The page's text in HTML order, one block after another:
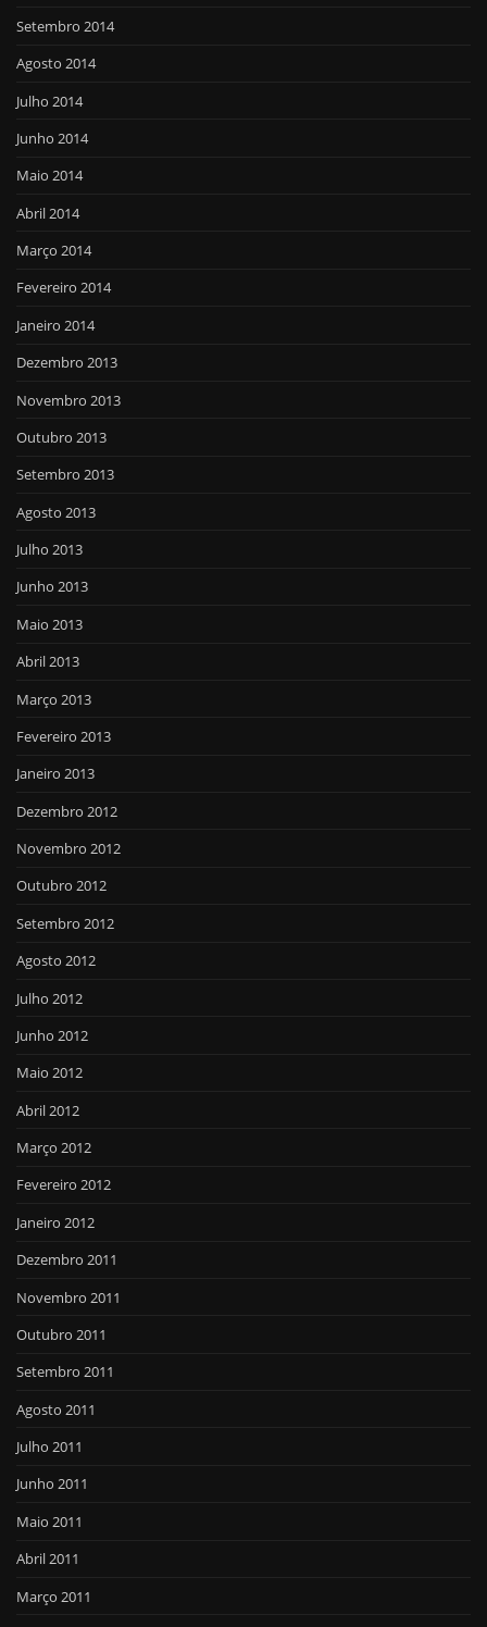
Setembro 2014
Agosto 2014
Julho 2014
Junho 2014
Maio 2014
Abril 2014
Março 2014
Fevereiro 2014
Janeiro 2014
Dezembro 2013
Novembro 2013
Outubro 2013
Setembro 2013
Agosto 2013
Julho 2013
Junho 2013
Maio 2013
Abril 2013
Março 2013
Fevereiro 2013
Janeiro 2013
Dezembro 2012
Novembro 2012
Outubro 2012
Setembro 2012
Agosto 2012
Julho 2012
Junho 2012
Maio 2012
Abril 2012
Março 2012
Fevereiro 2012
Janeiro 2012
Dezembro 2011
Novembro 2011
Outubro 2011
Setembro 2011
Agosto 2011
Julho 2011
Junho 2011
Maio 2011
Abril 2011
Março 2011